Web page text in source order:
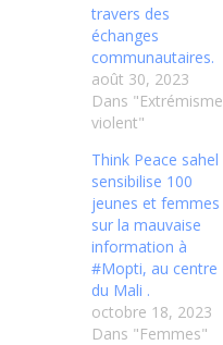
travers des
échanges
communautaires.
août 30, 2023
Dans "Extrémisme
violent"
Think Peace sahel
sensibilise 100
jeunes et femmes
sur la mauvaise
information à
#Mopti, au centre
du Mali .
octobre 18, 2023
Dans "Femmes"